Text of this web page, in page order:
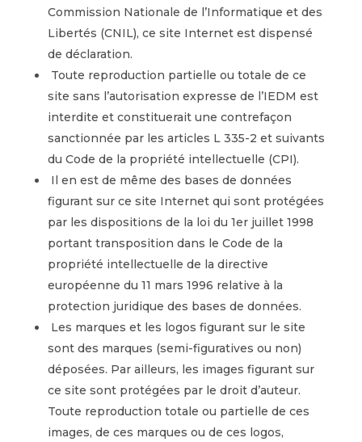
Commission Nationale de l’Informatique et des
Libertés (CNIL), ce site Internet est dispensé
de déclaration.
Toute reproduction partielle ou totale de ce
site sans l’autorisation expresse de l’IEDM est
interdite et constituerait une contrefaçon
sanctionnée par les articles L 335-2 et suivants
du Code de la propriété intellectuelle (CPI).
Il en est de même des bases de données
figurant sur ce site Internet qui sont protégées
par les dispositions de la loi du 1er juillet 1998
portant transposition dans le Code de la
propriété intellectuelle de la directive
européenne du 11 mars 1996 relative à la
protection juridique des bases de données.
Les marques et les logos figurant sur le site
sont des marques (semi-figuratives ou non)
déposées. Par ailleurs, les images figurant sur
ce site sont protégées par le droit d’auteur.
Toute reproduction totale ou partielle de ces
images, de ces marques ou de ces logos,